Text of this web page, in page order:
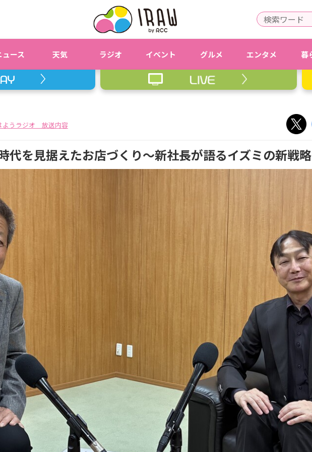
ュース 天気 ラジオ イベント グルメ エンタメ 暮
ようラジオ 放送内容
代を見据えたお店づくり～新社長が語るイズミの新戦略